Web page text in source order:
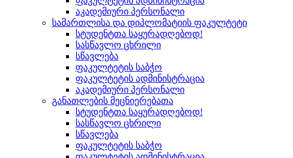
აკადემიური პერსონალი
სამართლისა და დიპლომატიის ფაკულტეტი
სტუდენტთა საყურადღებოდ!
სასწავლო ცხრილი
სწავლება
ფაკულტეტის საბჭო
ფაკულტეტის ადმინისტრაცია
აკადემიური პერსონალი
განათლების მეცნიერებათა
სტუდენტთა საყურადღებოდ!
სასწავლო ცხრილი
სწავლება
ფაკულტეტის საბჭო